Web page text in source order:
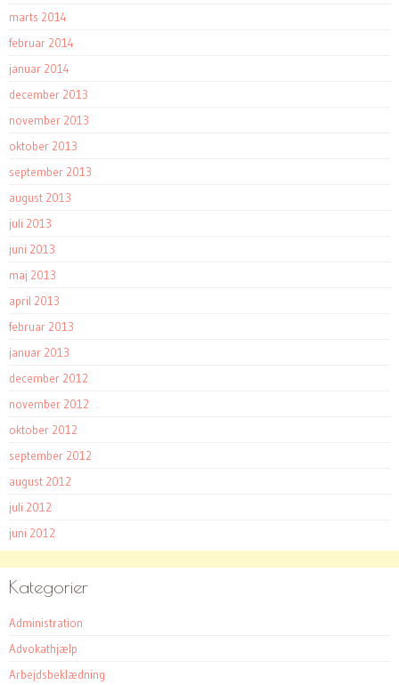
marts 2014
februar 2014
januar 2014
december 2013
november 2013
oktober 2013
september 2013
august 2013
juli 2013
juni 2013
maj 2013
april 2013
februar 2013
januar 2013
december 2012
november 2012
oktober 2012
september 2012
august 2012
juli 2012
juni 2012
Kategorier
Administration
Advokathjælp
Arbejdsbeklædning